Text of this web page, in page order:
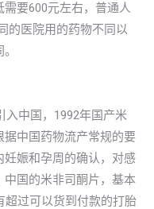
要600元左右，普通人
的医院用的药物不同以
入中国，1992年国产米
中国药物流产常规的要
娠和孕周的确认，对感
国的米非司酮片，基本
超过可以货到付款的打胎